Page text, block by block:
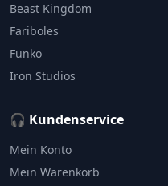
Beast Kingdom
Fariboles
Funko
Iron Studios
🎧 Kundenservice
Mein Konto
Mein Warenkorb